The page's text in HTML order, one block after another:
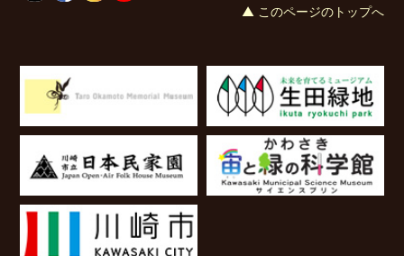
▲ このページのトップへ